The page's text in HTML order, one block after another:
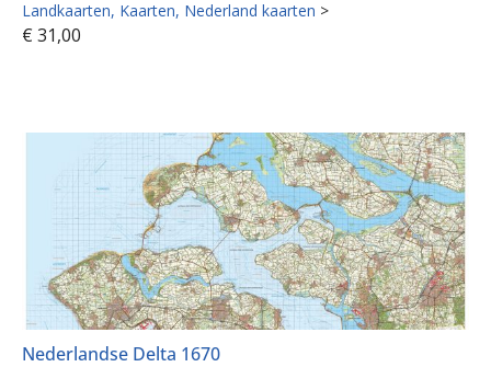
Landkaarten Kaarten Nederland kaarten >
€ 31,00
Nederlandse Delta 1670